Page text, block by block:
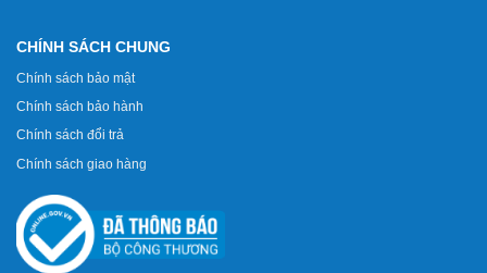
CHÍNH SÁCH CHUNG
Chính sách bảo mật
Chính sách bảo hành
Chính sách đổi trả
Chính sách giao hàng